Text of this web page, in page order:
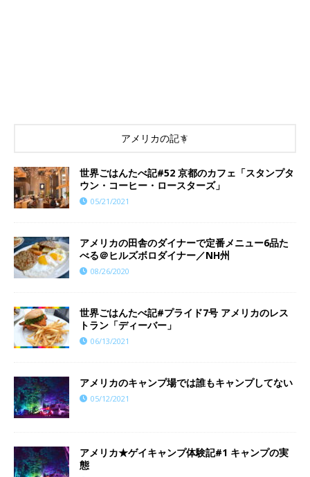
アメリカの記事
世界ごはんたべ記#52 京都のカフェ「スタンプタ
ウン・コーヒー・ロースターズ」
05/21/2021
アメリカの田舎のダイナーで定番メニュー6品た
べる＠ヒルズボロダイナー／NH州
08/26/2020
世界ごはんたべ記#プライド7号 アメリカのレス
トラン「ディーバー」
06/13/2021
アメリカのキャンプ場では誰もキャンプしてない
05/12/2021
アメリカ★ゲイキャンプ体験記#1 キャンプの実
態